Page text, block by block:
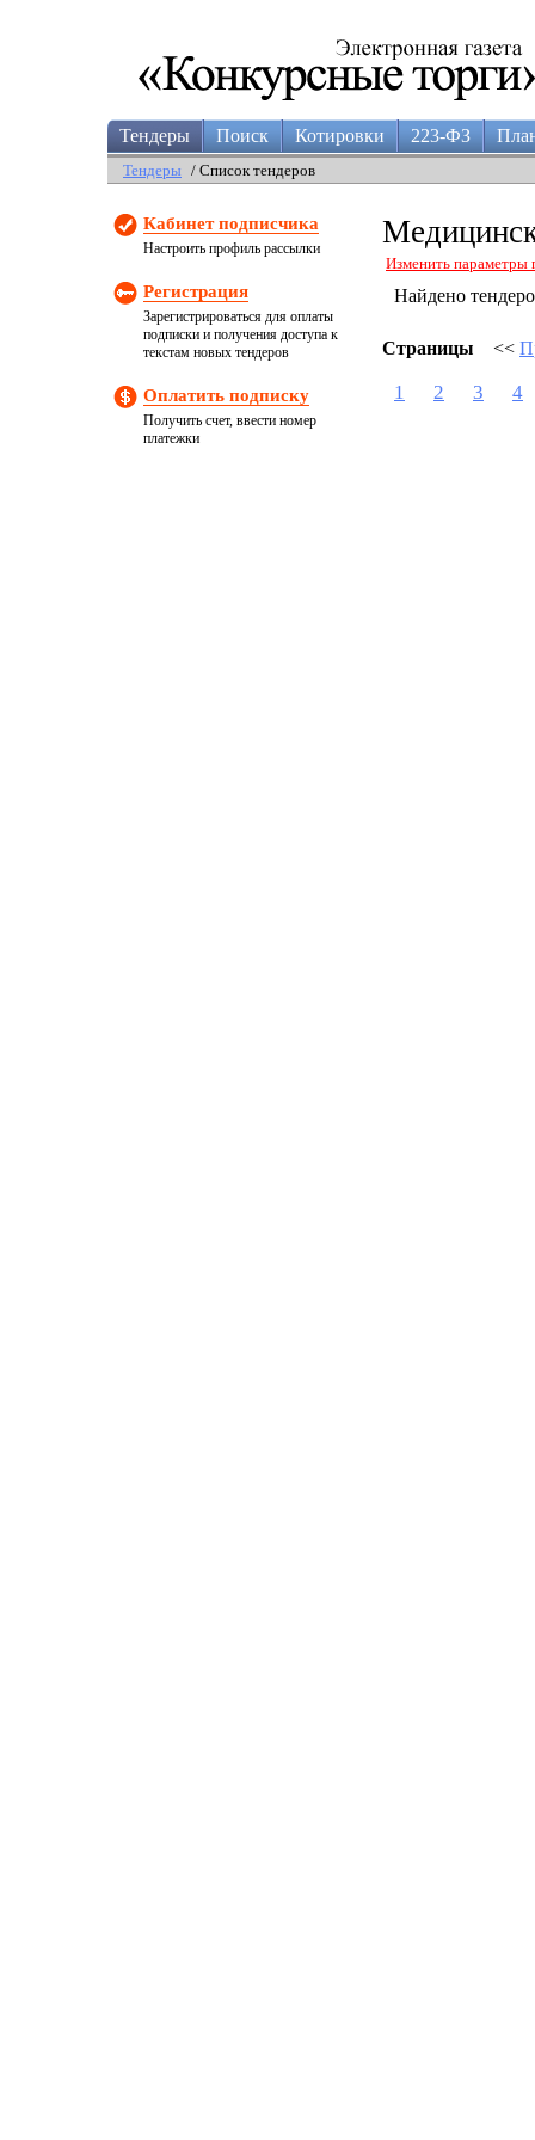
Тендеры Поиск Котировки 223-ФЗ
Тендеры / Список тендеров
Кабинет подписчика
Настроить профиль рассылки
Регистрация
Зарегистрироваться для оплаты
подписки и получения доступа к
текстам новых тендеров
Оплатить подписку
Получить счет, ввести номер
платежки
Изменить параметры
Найдено
Страницы <<
1 2 3 4